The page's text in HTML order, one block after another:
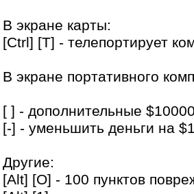
В экране карты:
[Ctrl] [T] - телепортирует
В экране портативного
[ ] - дополнительные
[-] - уменьшить деньги на
Другие:
[Alt] [O] - 100 пунктов